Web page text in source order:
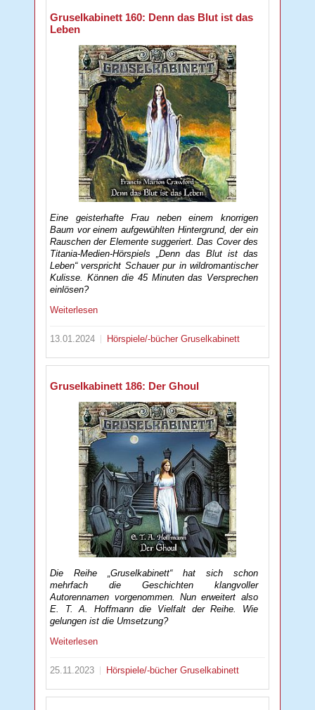
Gruselkabinett 160: Denn das Blut ist das
Leben
Eine geisterhafte Frau neben einem knorrigen
Baum vor einem aufgewühlten Hintergrund, der ein
Rauschen der Elemente suggeriert. Das Cover des
Titania-Medien-Hörspiels „Denn das Blut ist das
Leben“ verspricht Schauer pur in wildromantischer
Kulisse. Können die 45 Minuten das Versprechen
einlösen?
Weiterlesen
13.01.2024 Hörspiele/-bücherGruselkabinett
Gruselkabinett 186: Der Ghoul
Die Reihe „Gruselkabinett“ hat sich schon
mehrfach die Geschichten klangvoller
Autorennamen vorgenommen. Nun erweitert also
E. T. A. Hoffmann die Vielfalt der Reihe. Wie
gelungen ist die Umsetzung?
Weiterlesen
25.11.2023 Hörspiele/-bücherGruselkabinett